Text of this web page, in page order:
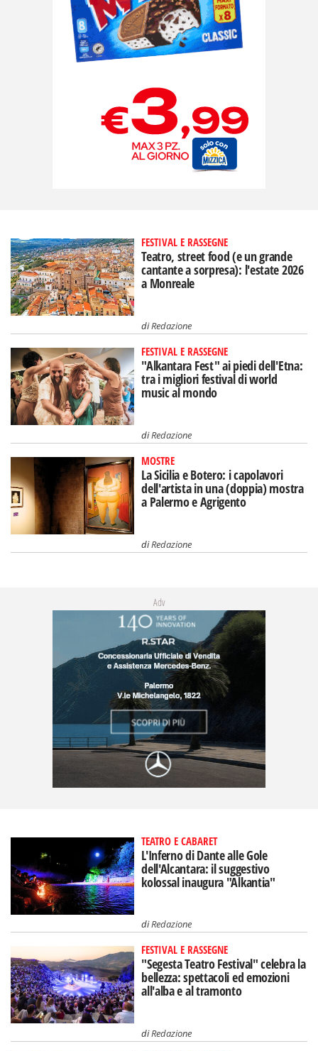
FESTIVAL E RASSEGNE
Teatro, street food (e un grande
cantante a sorpresa): l'estate 2026
a Monreale
diRedazione
FESTIVAL E RASSEGNE
"Alkantara Fest" ai piedi dell'Etna:
tra i migliori festival di world
music al mondo
diRedazione
MOSTRE
La Sicilia e Botero: i capolavori
dell'artista in una (doppia) mostra
a Palermo e Agrigento
diRedazione
Adv
TEATRO E CABARET
L'Inferno di Dante alle Gole
dell'Alcantara: il suggestivo
kolossal inaugura "Alkantia"
diRedazione
FESTIVAL E RASSEGNE
"Segesta Teatro Festival" celebra la
bellezza: spettacoli ed emozioni
all'alba e al tramonto
diRedazione